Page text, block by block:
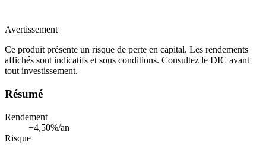
Avertissement
Ce produit présente un risque de perte en capital. Les rendements
affichés sont indicatifs et sous conditions. Consultez le DIC avant
tout investissement.
Résumé
Rendement
+4,50%/an
Risque